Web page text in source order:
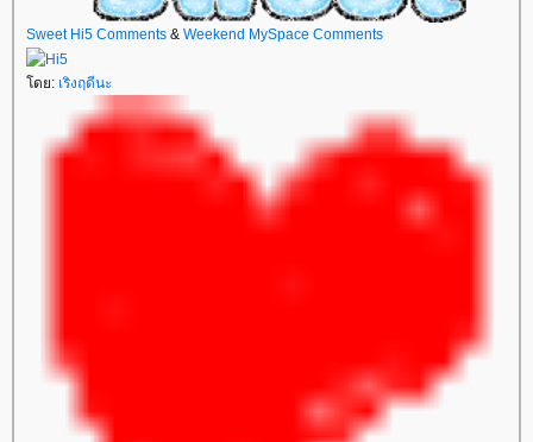
Sweet Hi5 Comments & Weekend MySpace Comments
ดย: เริงฤดีนะ